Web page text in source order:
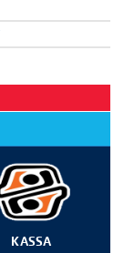
KASSA